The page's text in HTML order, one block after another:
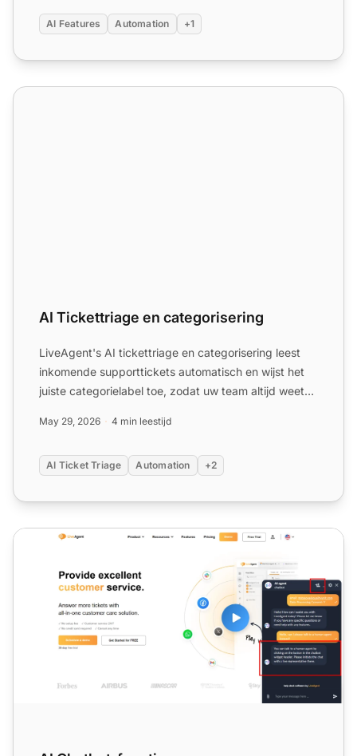
AI Features Automation +1
AI Tickettriage en categorisering
AI Tickettriage en categorisering
LiveAgent's AI tickettriage en categorisering leest
inkomende supporttickets automatisch en wijst het
juiste categorielabel toe, zodat uw team altijd weet
May 29, 2026 4 min leestijd
AI Ticket Triage Automation +2
AI Chatbot-functies